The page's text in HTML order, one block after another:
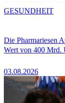
Die Pharmariesen
Wert von 400 Mrd.
03.08.2026
GESUNDHEIT